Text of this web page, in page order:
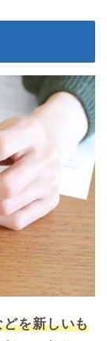
を新しいも